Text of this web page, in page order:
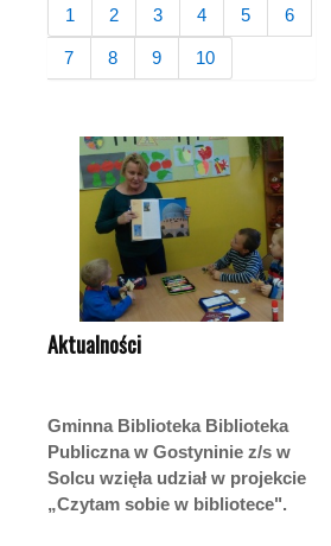
1 2 3 4 5 6
7 8 9 10
Aktualności
Gminna Biblioteka Biblioteka
Publiczna w Gostyninie z/s w
Solcu wzięła udział w projekcie
„Czytam sobie w bibliotece".